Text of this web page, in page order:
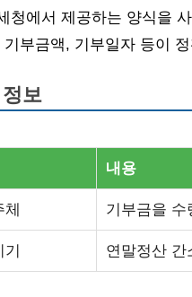
청에서 제공하는 양식을
기부금액, 기부일자 등이
보
내용
체 기부금을 수
기 연말정산 간